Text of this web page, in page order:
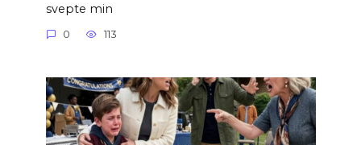
svepte min
0 113